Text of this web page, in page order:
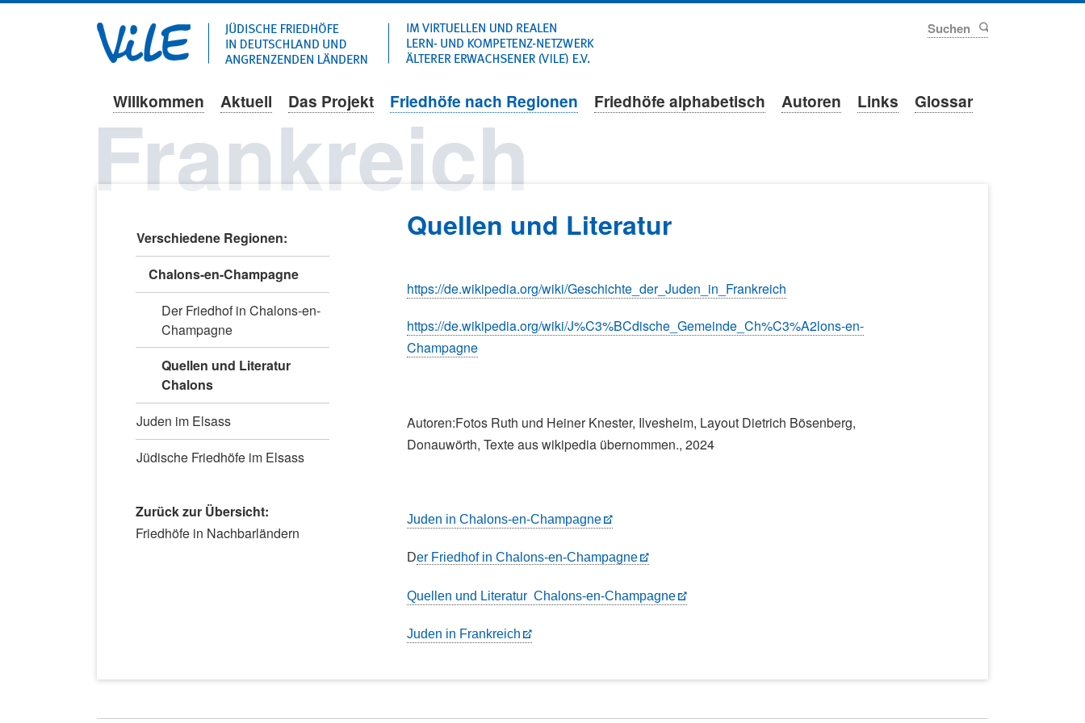
Navigation
Willkommen Aktuell Das Projekt Friedhöfe nach Regionen Friedhöfe alphabetisch Autoren Links Glossar
Frankreich
Quellen und Literatur
https://de.wikipedia.org/wiki/Geschichte_der_Juden_in_Frankreich
https://de.wikipedia.org/wiki/J%C3%BCdische_Gemeinde_Ch%C3%A2lons-en-
Champagne
Autoren:Fotos Ruth und Heiner Knester, Ilvesheim, Layout Dietrich Bösenberg,
Donauwörth, Texte aus wikipedia übernommen., 2024
Juden in Chalons-en-Champagne
Der Friedhof in Chalons-en-Champagne
Quellen und Literatur Chalons-en-Champagne
Juden in Frankreich
Navigation
überspringen
Verschiedene Regionen:
Chalons-en-Champagne
Der Friedhof in Chalons-en-
Champagne
Quellen und Literatur
Chalons
Juden im Elsass
Jüdische Friedhöfe im Elsass
Zurück zur Übersicht:
Navigation
Friedhöfe in Nachbarländern